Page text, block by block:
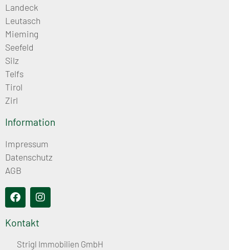
Landeck
Leutasch
Mieming
Seefeld
Silz
Telfs
Tirol
Zirl
Information
Impressum
Datenschutz
AGB
Kontakt
Strigl Immobilien GmbH